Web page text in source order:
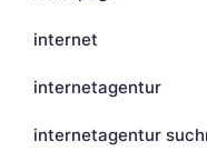
internet
internetagentur
internetagentur